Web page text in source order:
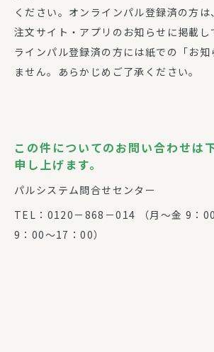
ください。オンラインパル登録済の方は
注文サイト・アプリのお知らせに掲載し
ラインパル登録済の方には紙での「お知
ません。あらかじめご了承ください。
この件についてのお問い合わせは
申し上げます。
パルシステム問合せセンター
TEL：0120－868－014 （月～金 9：
9：00～17：00）